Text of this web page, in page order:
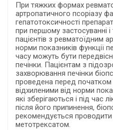
При тяжких формах
артропатичного псоріазу
гепатотоксичності
при першому застосуванні і
пацієнтів з ревматоїдним
норми показників функції
часу можуть бути
печінки. Пацієнтам з
захворювання печінки
проведена перед початком
відхиленими від норми
які зберігаються і під час
після його припинення,
рекомендується проводити
метотрексатом.